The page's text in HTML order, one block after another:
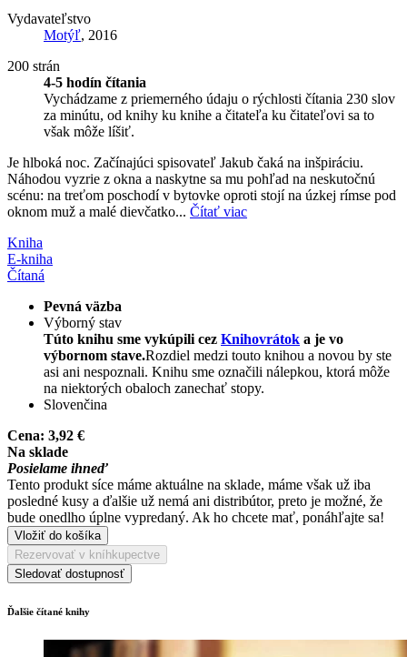
Vydavateľstvo
Motýľ, 2016
200 strán
4-5 hodín čítania
Vychádzame z priemerného údaju o rýchlosti čítania 230 slov
za minútu, od knihy ku knihe a čitateľa ku čitateľovi sa to
však môže líšiť.
Je hlboká noc. Začínajúci spisovateľ Jakub čaká na inšpiráciu.
Náhodou vyzrie z okna a naskytne sa mu pohľad na neskutočnú
scénu: na treťom poschodí v bytovke oproti stojí na úzkej rímse pod
oknom muž a malé dievčatko... Čítať viac
Kniha
E-kniha
Čítaná
Pevná väzba
Výborný stav
Túto knihu sme vykúpili cez Knihovrátok a je vo
výbornom stave.Rozdiel medzi touto knihou a novou by ste
asi ani nespoznali. Knihu sme označili nálepkou, ktorá môže
na niektorých obaloch zanechať stopy.
Slovenčina
Cena: 3,92 €
Na sklade
Posielame ihneď
Tento produkt síce máme aktuálne na sklade, máme však už iba
posledné kusy a ďalšie už nemá ani distribútor, preto je možné, že
bude onedlho úplne vypredaný. Ak ho chcete mať, ponáhľajte sa!
Vložiť do košíka
Rezervovať v kníhkupectve
Sledovať dostupnosť
Ďalšie čítané knihy